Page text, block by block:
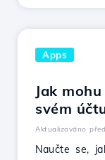
Apps
Jak
svém
Aktualizováno
Naučte se,